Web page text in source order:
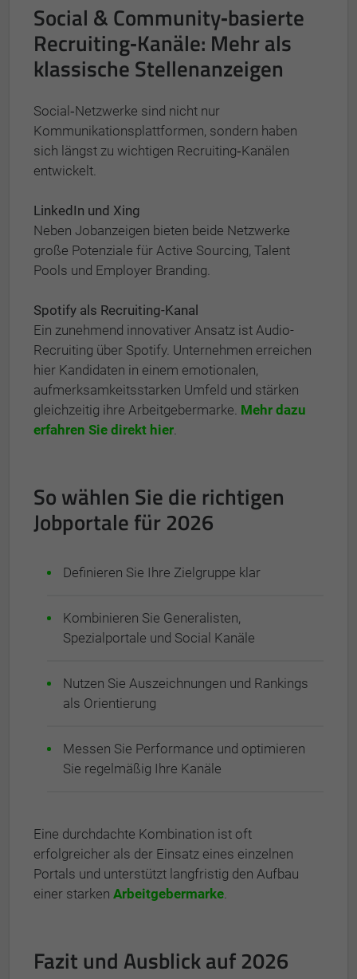
Social & Community‑basierte
Recruiting‑Kanäle: Mehr als
klassische Stellenanzeigen
Social‑Netzwerke sind nicht nur
Kommunikationsplattformen, sondern haben
sich längst zu wichtigen Recruiting‑Kanälen
entwickelt.
LinkedIn und Xing
Neben Jobanzeigen bieten beide Netzwerke
große Potenziale für Active Sourcing, Talent
Pools und Employer Branding.
Spotify als Recruiting-Kanal
Ein zunehmend innovativer Ansatz ist Audio-
Recruiting über Spotify. Unternehmen erreichen
hier Kandidaten in einem emotionalen,
aufmerksamkeitsstarken Umfeld und stärken
gleichzeitig ihre Arbeitgebermarke. Mehr dazu
erfahren Sie direkt hier.
So wählen Sie die richtigen
Jobportale für 2026
Definieren Sie Ihre Zielgruppe klar
Kombinieren Sie Generalisten,
Spezialportale und Social Kanäle
Nutzen Sie Auszeichnungen und Rankings
als Orientierung
Messen Sie Performance und optimieren
Sie regelmäßig Ihre Kanäle
Eine durchdachte Kombination ist oft
erfolgreicher als der Einsatz eines einzelnen
Portals und unterstützt langfristig den Aufbau
einer starken Arbeitgebermarke.
Fazit und Ausblick auf 2026